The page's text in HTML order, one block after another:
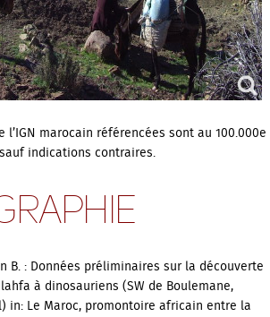
l’IGN marocain référencées sont au 100.000e
sauf indications contraires.
B. : Données préliminaires sur la découverte
à dinosauriens (SW de Boulemane,
in: Le Maroc, promontoire africain entre la